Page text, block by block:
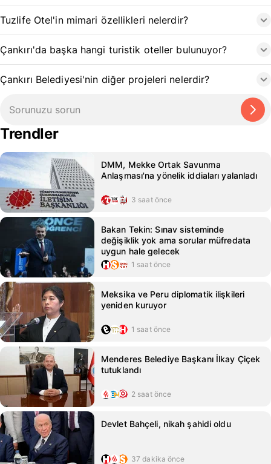
Tuzlife Otel'in mimari özellikleri nelerdir?
Çankırı'da başka hangi turistik oteller bulunuyor?
Çankırı Belediyesi'nin diğer projeleri nelerdir?
Trendler
DMM, Mekke Ortak Savunma
Anlaşması'na yönelik iddiaları yalanladı
3 saat önce
Bakan Tekin: Sınav sisteminde
değişiklik yok ama sorular müfredata
uygun hale gelecek
1 saat önce
Meksika ve Peru diplomatik ilişkileri
yeniden kuruyor
1 saat önce
Menderes Belediye Başkanı İlkay Çiçek
tutuklandı
2 saat önce
Devlet Bahçeli, nikah şahidi oldu
37 dakika önce